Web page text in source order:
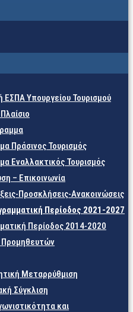
ΕΣΠΑ Υπουργείου Τουρισμού
Πράσινος Τουρισμός
Εναλλακτικός Τουρισμός
– Επικοινωνία
Προσκλήσεις-Ανακοινώσεις
Περίοδος 2021-2027
Περίοδος 2014-2020
Μεταρρύθμιση
Σύγκλιση
και